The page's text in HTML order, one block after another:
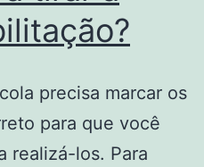
de
precisa marcar os
para que você
realizá-los. Para